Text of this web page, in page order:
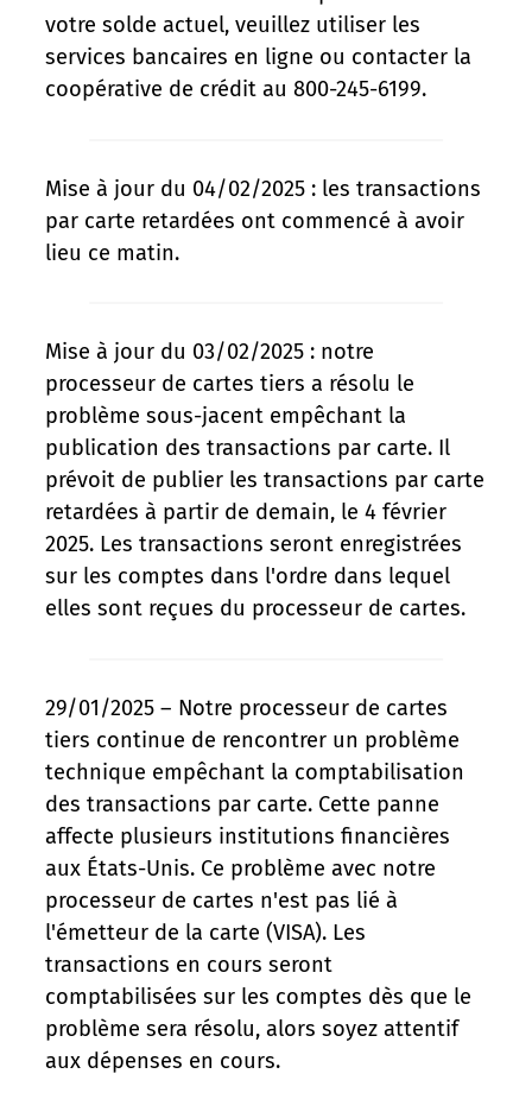
votre solde actuel, veuillez utiliser les
services bancaires en ligne ou contacter la
coopérative de crédit au 800-245-6199.
Mise à jour du 04/02/2025 : les transactions
par carte retardées ont commencé à avoir
lieu ce matin.
Mise à jour du 03/02/2025 : notre
processeur de cartes tiers a résolu le
problème sous-jacent empêchant la
publication des transactions par carte. Il
prévoit de publier les transactions par carte
retardées à partir de demain, le 4 février
2025. Les transactions seront enregistrées
sur les comptes dans l'ordre dans lequel
elles sont reçues du processeur de cartes.
29/01/2025 – Notre processeur de cartes
tiers continue de rencontrer un problème
technique empêchant la comptabilisation
des transactions par carte. Cette panne
affecte plusieurs institutions financières
aux États-Unis. Ce problème avec notre
processeur de cartes n'est pas lié à
l'émetteur de la carte (VISA). Les
transactions en cours seront
comptabilisées sur les comptes dès que le
problème sera résolu, alors soyez attentif
aux dépenses en cours.